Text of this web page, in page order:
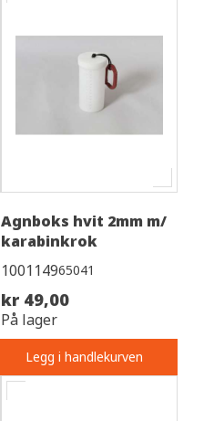
Agnboks hvit 2mm m/
karabinkrok
100114965041
kr 49,00
På lager
Legg i handlekurven